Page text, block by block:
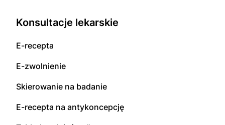
Konsultacje lekarskie
E-recepta
E-zwolnienie
Skierowanie na badanie
E-recepta na antykoncepcję